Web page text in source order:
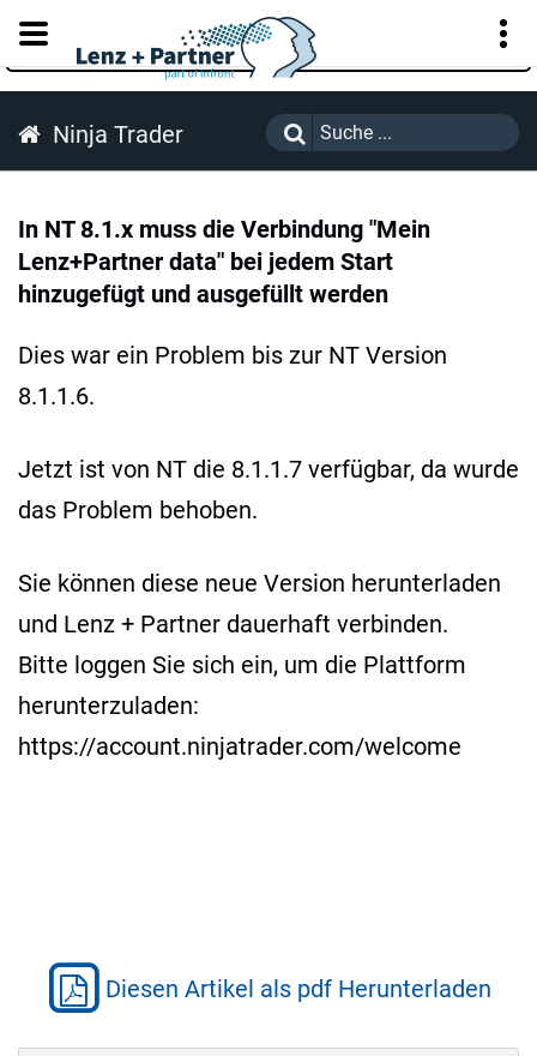
KUNDENPORTAL
Ninja Trader
In NT 8.1.x muss die Verbindung "Mein
Lenz+Partner data" bei jedem Start
hinzugefügt und ausgefüllt werden
Dies war ein Problem bis zur NT Version
8.1.1.6.
Jetzt ist von NT die 8.1.1.7 verfügbar, da wurde
das Problem behoben.
Sie können diese neue Version herunterladen
und Lenz + Partner dauerhaft verbinden.
Bitte loggen Sie sich ein, um die Plattform
herunterzuladen:
https://account.ninjatrader.com/welcome
Diesen Artikel als pdf Herunterladen